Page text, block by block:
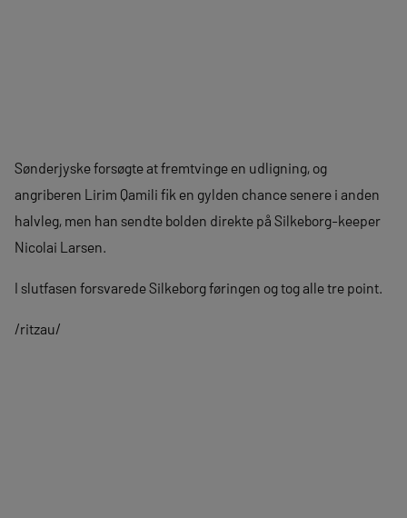
Sønderjyske forsøgte at fremtvinge en udligning, og
angriberen Lirim Qamili fik en gylden chance senere i anden
halvleg, men han sendte bolden direkte på Silkeborg-keeper
Nicolai Larsen.
I slutfasen forsvarede Silkeborg føringen og tog alle tre point.
/ritzau/